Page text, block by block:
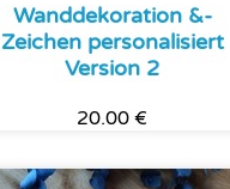
Wanddekoration &-
Zeichen personalisiert
Version 2
20.00 €